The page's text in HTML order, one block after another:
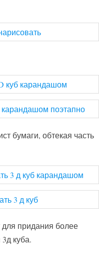
бумаги, обтекая часть
придания более
куба.